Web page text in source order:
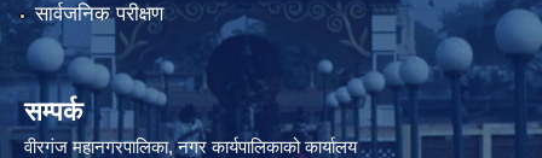
सार्वजनिक परीक्षण
सम्पर्क
वीरगंज महानगरपालिका, नगर कार्यपालिकाको कार्यालय